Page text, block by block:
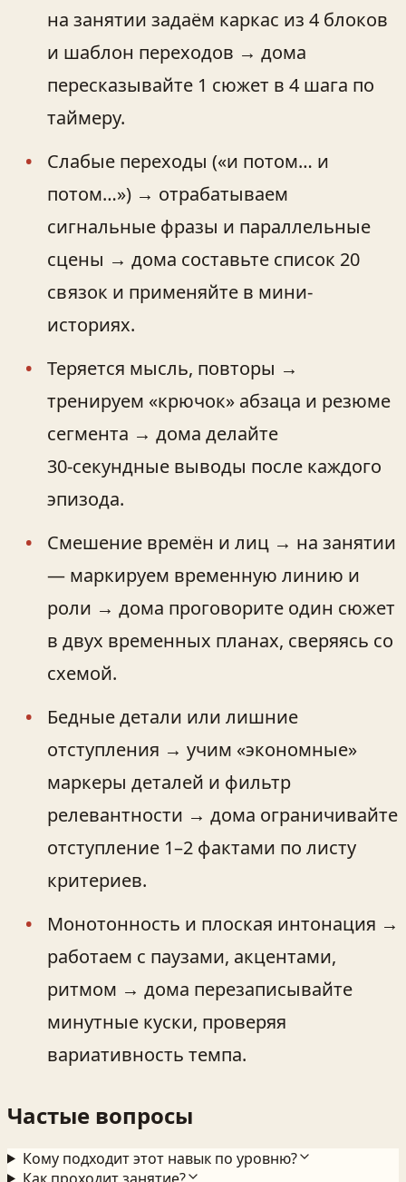
на занятии задаём каркас из 4 блоков
и шаблон переходов → дома
пересказывайте 1 сюжет в 4 шага по
таймеру.
Слабые переходы («и потом… и
потом…») → отрабатываем
сигнальные фразы и параллельные
сцены → дома составьте список 20
связок и применяйте в мини-
историях.
Теряется мысль, повторы →
тренируем «крючок» абзаца и резюме
сегмента → дома делайте
30‑секундные выводы после каждого
эпизода.
Смешение времён и лиц → на занятии
— маркируем временную линию и
роли → дома проговорите один сюжет
в двух временных планах, сверяясь со
схемой.
Бедные детали или лишние
отступления → учим «экономные»
маркеры деталей и фильтр
релевантности → дома ограничивайте
отступление 1–2 фактами по листу
критериев.
Монотонность и плоская интонация →
работаем с паузами, акцентами,
ритмом → дома перезаписывайте
минутные куски, проверяя
вариативность темпа.
Частые вопросы
Кому подходит этот навык по уровню?